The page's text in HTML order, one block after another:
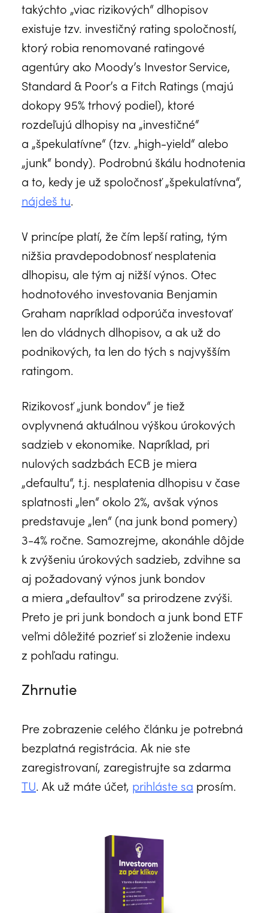
takýchto „viac rizikových“ dlhopisov
existuje tzv. investičný rating spoločností,
ktorý robia renomované ratingové
agentúry ako Moody’s Investor Service,
Standard & Poor’s a Fitch Ratings (majú
dokopy 95% trhový podiel), ktoré
rozdeľujú dlhopisy na „investičné“
a „špekulatívne“ (tzv. „high-yield“ alebo
„junk“ bondy). Podrobnú škálu hodnotenia
a to, kedy je už spoločnosť „špekulatívna“,
nájdeš tu.
V princípe platí, že čím lepší rating, tým
nižšia pravdepodobnosť nesplatenia
dlhopisu, ale tým aj nižší výnos. Otec
hodnotového investovania Benjamin
Graham napríklad odporúča investovať
len do vládnych dlhopisov, a ak už do
podnikových, ta len do tých s najvyšším
ratingom.
Rizikovosť „junk bondov“ je tiež
ovplyvnená aktuálnou výškou úrokových
sadzieb v ekonomike. Napríklad, pri
nulových sadzbách ECB je miera
„defaultu“, t.j. nesplatenia dlhopisu v čase
splatnosti „len“ okolo 2%, avšak výnos
predstavuje „len“ (na junk bond pomery)
3-4% ročne. Samozrejme, akonáhle dôjde
k zvýšeniu úrokových sadzieb, zdvihne sa
aj požadovaný výnos junk bondov
a miera „defaultov“ sa prirodzene zvýši.
Preto je pri junk bondoch a junk bond ETF
veľmi dôležité pozrieť si zloženie indexu
z pohľadu ratingu.
Zhrnutie
Pre zobrazenie celého článku je potrebná
bezplatná registrácia. Ak nie ste
zaregistrovaní, zaregistrujte sa zdarma
TU. Ak už máte účet, prihláste sa prosím.